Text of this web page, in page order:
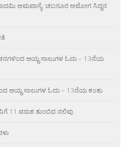
ಅಮವಾಸ್ಯೆ: ಚಬನೂರ ಅಮೋಗ ಸಿದ್ದನ
ಆಯ್ದ ಸಾಲುಗಳ ಓದು – 13ನೆಯ
ಆಯ್ದ ಸಾಲುಗಳ ಓದು – 13ನೆಯ ಕಂತು
11 ವರುಶ ತುಂಬಿದ ನಲಿವು